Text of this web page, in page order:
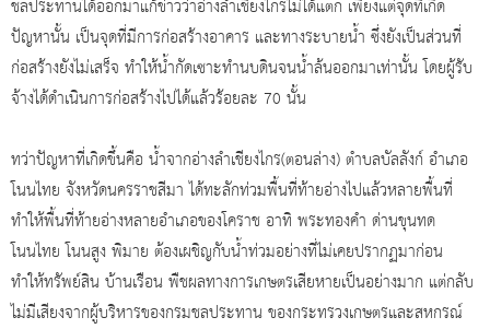
ชลประทานได้ออกมาแก้ข่าวว่าอ่างลำเชียงไกรไม่ได้แตก เพียงแต่จุดที่เกิด
ปัญหานั้น เป็นจุดที่มีการก่อสร้างอาคาร และทางระบายน้ำ ซึ่งยังเป็นส่วนที่
ก่อสร้างยังไม่เสร็จ ทำให้น้ำกัดเซาะทำนบดินจนน้ำล้นออกมาเท่านั้น โดยผู้รับ
จ้างได้ดำเนินการก่อสร้างไปได้แล้วร้อยละ 70 นั้น
ทว่าปัญหาที่เกิดขึ้นคือ น้ำจากอ่างลำเชียงไกร(ตอนล่าง) ตำบลบัลลังก์ อำเภอ
โนนไทย จังหวัดนครราชสีมา ได้ทะลักท่วมพื้นที่ท้ายอ่างไปแล้วหลายพื้นที่
ทำให้พื้นที่ท้ายอ่างหลายอำเภอของโคราช อาทิ พระทองคำ ด่านขุนทด
โนนไทย โนนสูง พิมาย ต้องเผชิญกับน้ำท่วมอย่างที่ไม่เคยปรากฏมาก่อน
ทำให้ทรัพย์สิน บ้านเรือน พืชผลทางการเกษตรเสียหายเป็นอย่างมาก แต่กลับ
ไม่มีเสียงจากผู้บริหารของกรมชลประทาน ของกระทรวงเกษตรและสหกรณ์